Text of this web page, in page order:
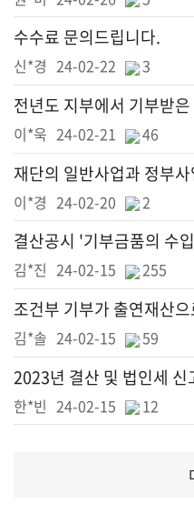
수수료 문의드립니다.
신*경 24-02-22 3
이*욱 24-02-21 46
이*경 24-02-20 2
김*진 24-02-15 255
김*솔 24-02-15 59
한*빈 24-02-15 12